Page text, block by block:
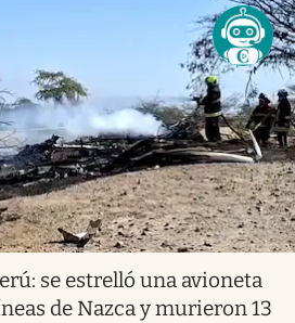
se estrelló una avioneta
de Nazca y murieron 13